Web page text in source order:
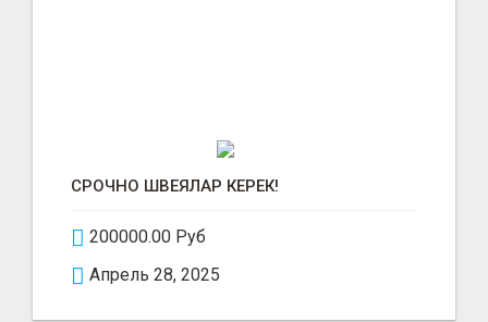
СРОЧНО ШВЕЯЛАР КЕРЕК!
200000.00 Руб
Апрель 28, 2025